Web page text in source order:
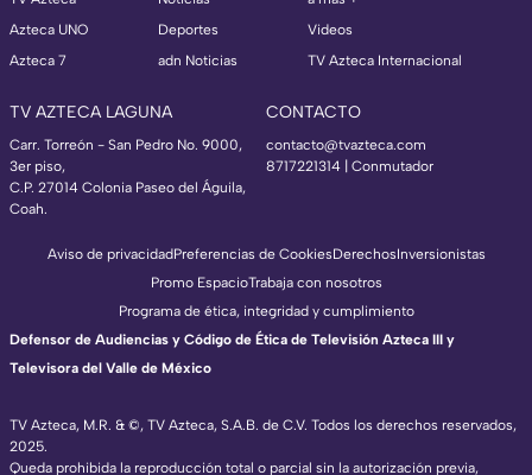
Azteca UNO
Azteca 7
Deportes
adn Noticias
Videos
TV Azteca Internacional
TV AZTECA LAGUNA
Carr. Torreón - San Pedro No. 9000,
3er piso,
C.P. 27014 Colonia Paseo del Águila,
Coah.
CONTACTO
contacto@tvazteca.com
8717221314 | Conmutador
TV Azteca, M.R. & ©, TV Azteca, S.A.B. de C.V. Todos los derechos reservados,
2025.
Queda prohibida la reproducción total o parcial sin la autorización previa,
Aviso de privacidadPreferencias de CookiesDerechosInversionistas
Promo EspacioTrabaja con nosotros
Programa de ética, integridad y cumplimiento
Defensor de Audiencias y Código de Ética de Televisión Azteca III y
Televisora del Valle de México